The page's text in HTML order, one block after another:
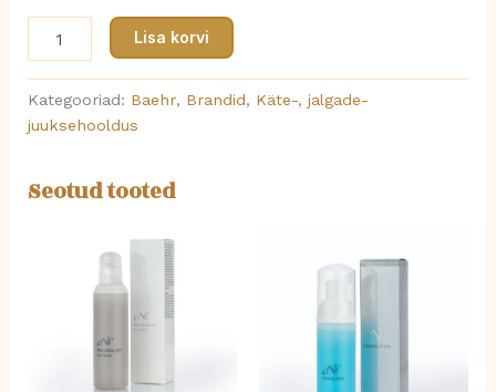
Lisa korvi
Kategooriad: Baehr, Brandid, Käte-, jalgade-
juuksehooldus
Seotud tooted